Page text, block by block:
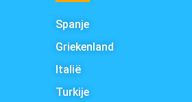
Spanje
Griekenland
Italië
Turkije